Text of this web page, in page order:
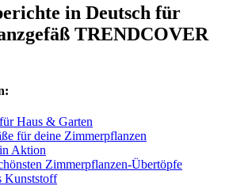
in Deutsch für
TRENDCOVER
Haus & Garten
für deine Zimmerpflanzen
Aktion
Zimmerpflanzen-Übertöpfe
Kunststoff